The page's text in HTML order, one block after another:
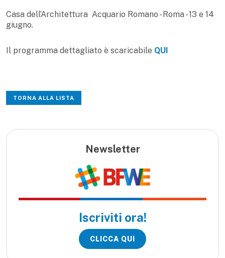
Casa dell’Architettura Acquario Romano - Roma - 13 e 14
giugno.
Il programma dettagliato è scaricabile QUI
TORNA ALLA LISTA
Newsletter
Iscriviti ora!
CLICCA QUI